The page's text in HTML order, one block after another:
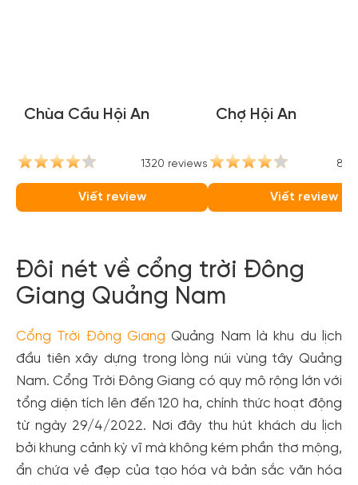
Chùa Cầu Hội An
1320 reviews
Viết review
Chợ Hội An
Viết review
Đôi nét về cổng trời Đông
Giang Quảng Nam
Cổng Trời Đông Giang Quảng Nam là khu du lịch
đầu tiên xây dựng trong lòng núi vùng tây Quảng
Nam. Cổng Trời Đông Giang có quy mô rộng lớn với
tổng diện tích lên đến 120 ha, chính thức hoạt động
từ ngày 29/4/2022. Nơi đây thu hút khách du lịch
bởi khung cảnh kỳ vĩ mà không kém phần thơ mộng,
ẩn chứa vẻ đẹp của tạo hóa và bản sắc văn hóa